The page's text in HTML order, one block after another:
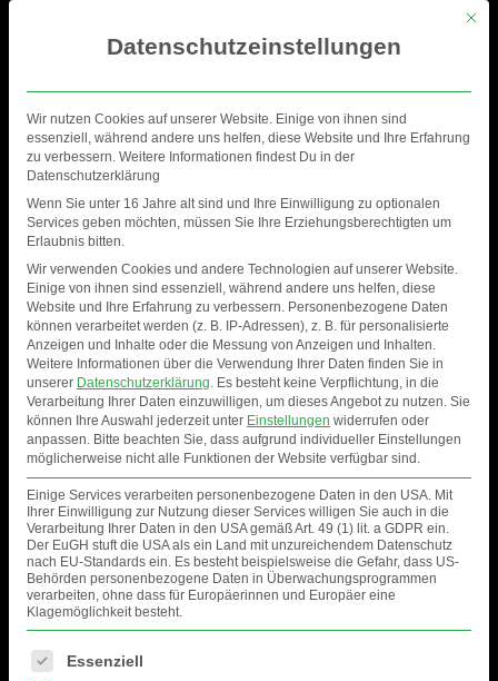
ISS DOME
Mit
Datenschutzeinstellungen
Wir nutzen Cookies auf unserer Website. Einige von ihnen sind
essenziell, während andere uns helfen, diese Website und Ihre Erfahrung
zu verbessern. Weitere Informationen findest Du in der
Datenschutzerklärung
Wenn Sie unter 16 Jahre alt sind und Ihre Einwilligung zu optionalen
Services geben möchten, müssen Sie Ihre Erziehungsberechtigten um
Erlaubnis bitten.
Wir verwenden Cookies und andere Technologien auf unserer Website.
Einige von ihnen sind essenziell, während andere uns helfen, diese
Website und Ihre Erfahrung zu verbessern. Personenbezogene Daten
können verarbeitet werden (z. B. IP-Adressen), z. B. für personalisierte
Anzeigen und Inhalte oder die Messung von Anzeigen und Inhalten.
Weitere Informationen über die Verwendung Ihrer Daten finden Sie in
unserer Datenschutzerklärung. Es besteht keine Verpflichtung, in die
Verarbeitung Ihrer Daten einzuwilligen, um dieses Angebot zu nutzen. Sie
können Ihre Auswahl jederzeit unter Einstellungen widerrufen oder
anpassen. Bitte beachten Sie, dass aufgrund individueller Einstellungen
möglicherweise nicht alle Funktionen der Website verfügbar sind.
Einige Services verarbeiten personenbezogene Daten in den USA. Mit
Ihrer Einwilligung zur Nutzung dieser Services willigen Sie auch in die
Verarbeitung Ihrer Daten in den USA gemäß Art. 49 (1) lit. a GDPR ein.
Der EuGH stuft die USA als ein Land mit unzureichendem Datenschutz
nach EU-Standards ein. Es besteht beispielsweise die Gefahr, dass US-
Behörden personenbezogene Daten in Überwachungsprogrammen
verarbeiten, ohne dass für Europäerinnen und Europäer eine
Klagemöglichkeit besteht.
Es folgt eine Liste der Service-Gruppen, für die eine Einwilligung erteilt
Essenziell